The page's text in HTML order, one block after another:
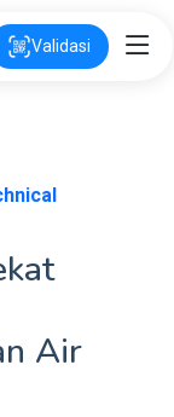
Validasi
Air